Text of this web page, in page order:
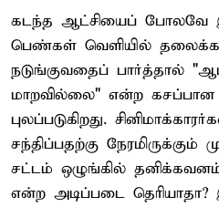
கடந்த ஆட்சியைப் போலவே
பெண்கள் வெளியில்
நடுங்குவதைப் பார்த்தால்
மாறவில்லை" என்ற
புலப்படுகிறது.
சந்திப்பதற்கு நேரமிருக்கும்
சட்டம் ஒழுங்கில்
என்ற அடிப்படை தெரியாதா?